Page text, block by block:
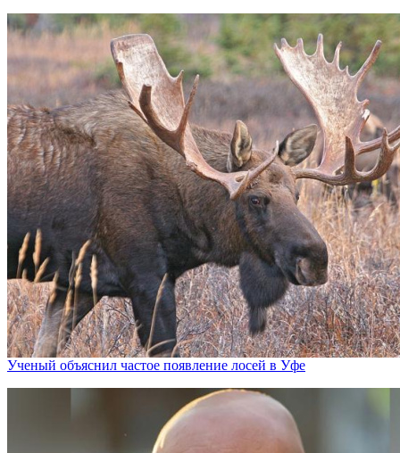
Ученый объяснил частое появление лосей в Уфе